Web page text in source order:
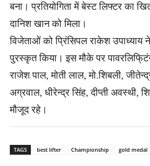
बना। प्रतियोगिता में बेस्ट लिफ्टर का
दानिश खान को मिला।
विजेताओं को प्रिंसिपल राकेश उपाध्याय ने
पुरस्कृत किया। इस मौके पर
राजेश पाल, मोती लाल, मो.शिबली,
अग्रवाल, धीरेन्द्र सिंह, दीप्ती अवस्थी,
मौजूद रहे।
TAGS best lifter Championship gold medal